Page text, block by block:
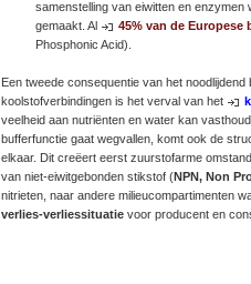
samenstelling van eiwitten en
gemaakt. Al
45% van de Europese
Phosphonic Acid).
Een tweede consequentie van het
koolstofverbindingen is het verval van het
veelheid aan nutriënten en water kan
bufferfunctie gaat wegvallen, komt ook de
elkaar. Dit creëert eerst zuurstofarme
van niet-eiwitgebonden stikstof (NPN, Non
nitrieten, naar andere milieucompartimenten
verlies-verliessituatie voor producent en